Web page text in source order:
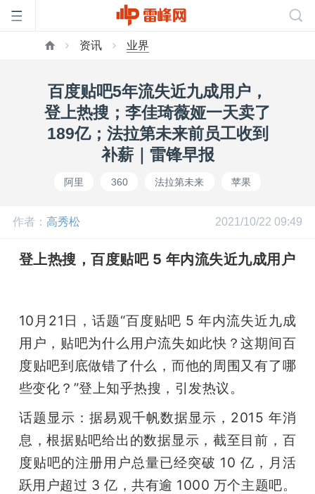
页
开
课
动
中
资讯 业界
百度贴吧5年流失近九成用户，
登上热搜；李佳琦薇娅一天卖了
189亿；法拉第未来前员工收到
补薪｜雷锋早报
阿里 360 法拉第未来 苹果
作者： 高秀松 2021/10/22 09:49
登上热搜，百度贴吧 5 年内流失近九成用户
10月21日，话题“百度贴吧 5 年内流失近九成
用户，贴吧为什么用户流失如此快？这期间百
度贴吧到底做错了什么，而他的周围又有了哪
些变化？”登上知乎热搜，引发热议。
话题显示：据易观千帆数据显示，2015 年消
息，根据贴吧给出的数据显示，截至目前，百
度贴吧的注册用户总量已经突破 10 亿，月活
跃用户超过 3 亿，共有逾 1000 万个主题吧。